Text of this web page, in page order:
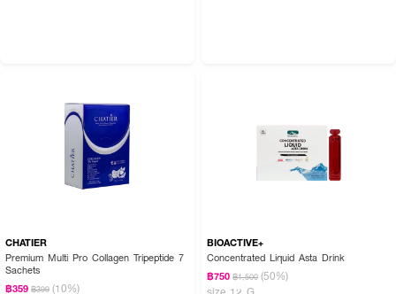
CHATIER
Premium Multi Pro Collagen Tripeptide 7
Sachets
฿359 ฿399 (10%)
BIOACTIVE+
Concentrated Liquid Asta Drink
฿750 ฿1,500 (50%)
size 12 G